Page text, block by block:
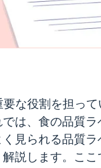
な役割を担っ
は、食の品質
見られる品質
説します。こ